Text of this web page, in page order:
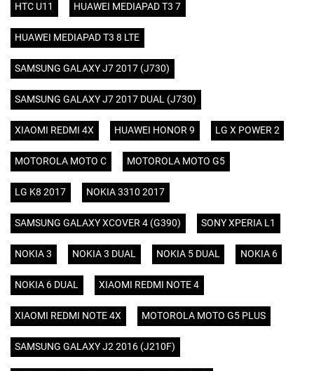
HTC U11 HUAWEI MEDIAPAD T3 7
HUAWEI MEDIAPAD T3 8 LTE
SAMSUNG GALAXY J7 2017 (J730)
SAMSUNG GALAXY J7 2017 DUAL (J730)
XIAOMI REDMI 4X HUAWEI HONOR 9 LG X POWER 2
MOTOROLA MOTO C MOTOROLA MOTO G5
LG K8 2017 NOKIA 3310 2017
SAMSUNG GALAXY XCOVER 4 (G390) SONY XPERIA L1
NOKIA 3 NOKIA 3 DUAL NOKIA 5 DUAL NOKIA 6
NOKIA 6 DUAL XIAOMI REDMI NOTE 4
XIAOMI REDMI NOTE 4X MOTOROLA MOTO G5 PLUS
SAMSUNG GALAXY J2 2016 (J210F)